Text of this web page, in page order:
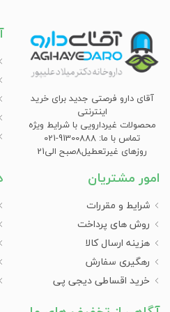
فواید مصرف مکمل گیاهی تنظیم
است:
بهبود سلامت قلب:مصرف
عملکرد قلب و عروق کمک کند.
کنترل وزن:برخی از مکمل‌ها
کنند که خود عاملی برای کاهش
کاهش فشارخون:بسیاری از
سیر و چای سبز به کاهش
می‌تواند به سلامت عروق کمک
بهبود کیفیت خواب:
برخی از
که می‌تواند به بهبود کیفیت
فشارخون کمک کند.
مصرف مکمل گیاهی
عوارضی دارد؟
آقای دارو فرصتی جدید برای خرید
اینترنتی
محصولات غیردارویی با شرایط ویژه
تماس با ما: 91300888-021
روزهای غیرتعطیل8صبح الی21
امور مشتریان
شرایط و مقررات
روش های پرداخت
هزینه ارسال کالا
رهگیری سفارش
خرید اقساطی دیجی پی